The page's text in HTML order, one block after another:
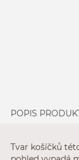
POPIS
Tvar košíčků